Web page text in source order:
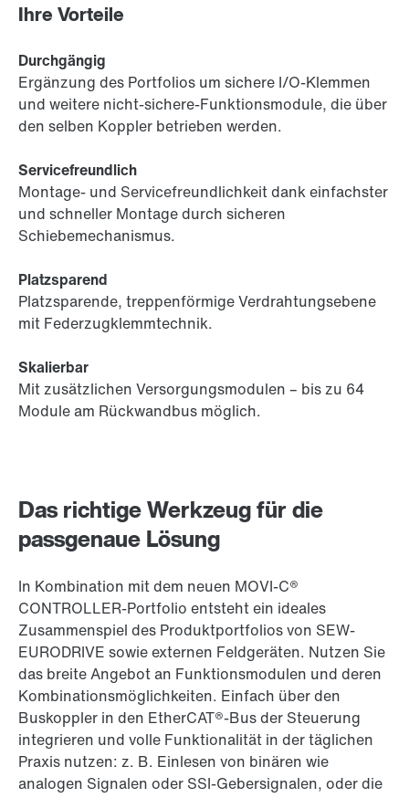
Das richtige Werkzeug für die
passgenaue Lösung
In Kombination mit dem neuen MOVI-C®
CONTROLLER-Portfolio entsteht ein ideales
Zusammenspiel des Produktportfolios von SEW-
EURODRIVE sowie externen Feldgeräten. Nutzen Sie
das breite Angebot an Funktionsmodulen und deren
Kombinationsmöglichkeiten. Einfach über den
Buskoppler in den EtherCAT®-Bus der Steuerung
integrieren und volle Funktionalität in der täglichen
Praxis nutzen: z. B. Einlesen von binären wie
analogen Signalen oder SSI-Gebersignalen, oder die
Ihre Vorteile
Durchgängig
Ergänzung des Portfolios um sichere I/O-Klemmen
und weitere nicht-sichere-Funktionsmodule, die über
den selben Koppler betrieben werden.
Servicefreundlich
Montage- und Servicefreundlichkeit dank einfachster
und schneller Montage durch sicheren
Schiebemechanismus.
Platzsparend
Platzsparende, treppenförmige Verdrahtungsebene
mit Federzugklemmtechnik.
Skalierbar
Mit zusätzlichen Versorgungsmodulen – bis zu 64
Module am Rückwandbus möglich.